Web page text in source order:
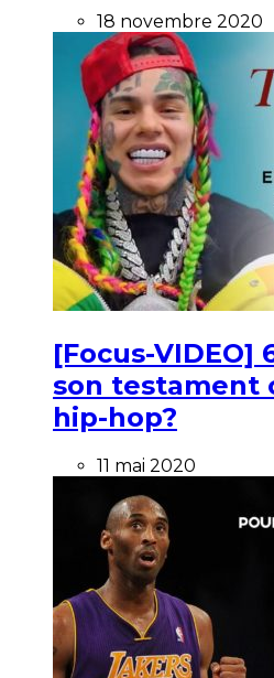
18 novembre 2020
[Focus-VIDEO]
son testament
hip-hop?
11 mai 2020